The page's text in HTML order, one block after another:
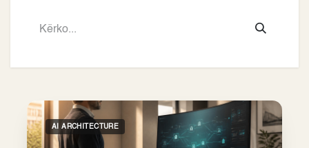
AI ARCHITECTURE